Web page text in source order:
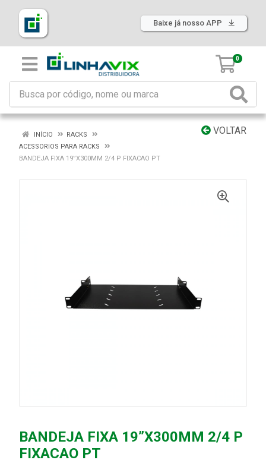
Baixe já nosso APP
0
VOLTAR
INÍCIO
RACKS
ACESSORIOS PARA RACKS
BANDEJA FIXA 19”X300MM 2/4 P FIXACAO PT
BANDEJA FIXA 19”X300MM 2/4 P
FIXACAO PT